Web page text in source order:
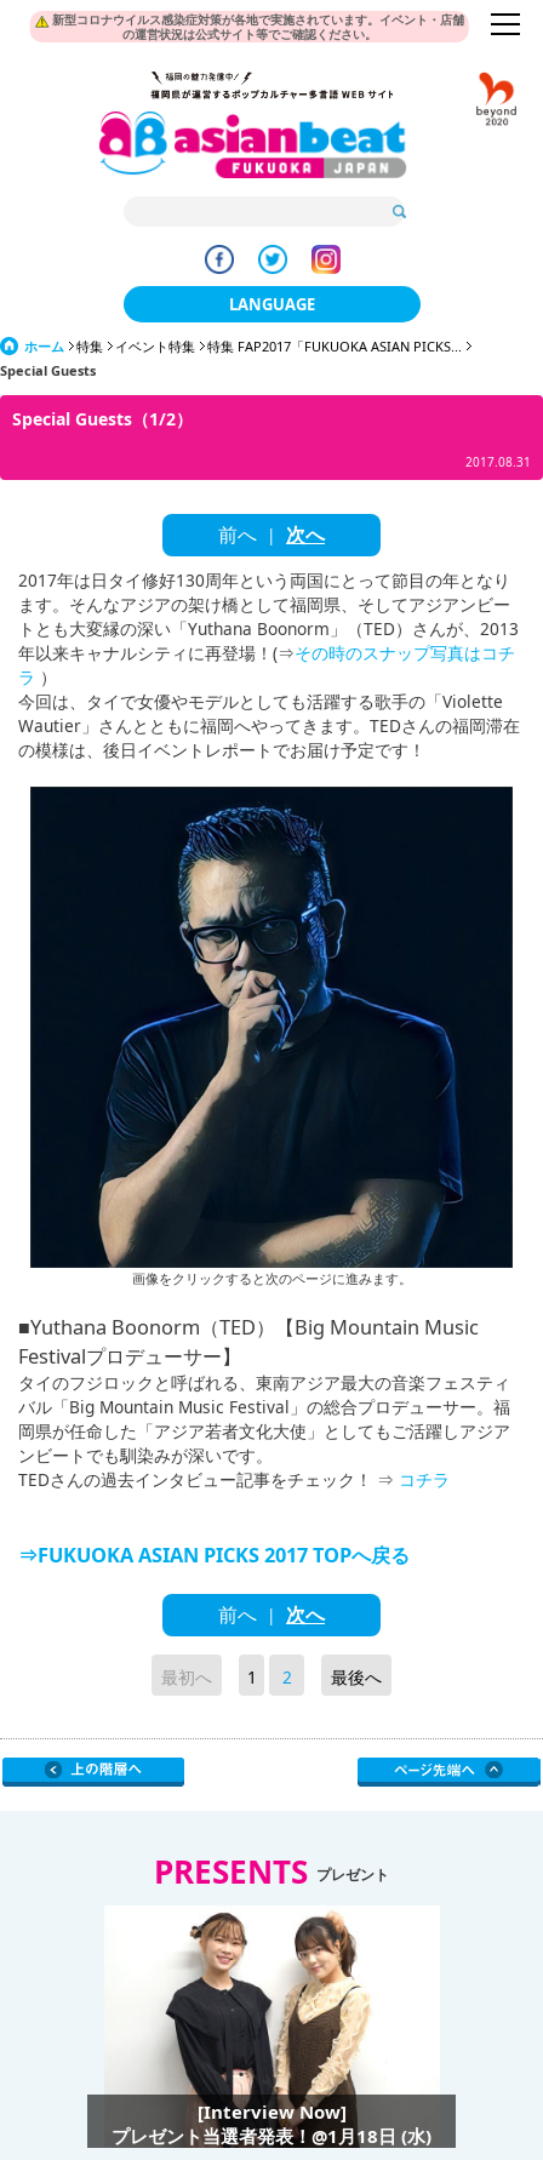
新型コロナウイルス感染症対策が各地で実施されています。イベント・店舗
の運営状況は公式サイト等でご確認ください。
LANGUAGE
日本語
한국어
English
ภาษาไทย
tiéng Viêt
Bahasa Indonesia
ホーム 特集 イベント特集
特集 FAP2017「FUKUOKA ASIAN PICKS...
Special Guests
Special Guests（1/2）
2017.08.31
前へ | 次へ
2017年は日タイ修好130周年という両国にとって節目の年となり
ます。そんなアジアの架け橋として福岡県、そしてアジアンビー
トとも大変縁の深い「Yuthana Boonorm」（TED）さんが、2013
年以来キャナルシティに再登場！(⇒その時のスナップ写真はコチ
ラ ）
今回は、タイで女優やモデルとしても活躍する歌手の「Violette
Wautier」さんとともに福岡へやってきます。TEDさんの福岡滞在
の模様は、後日イベントレポートでお届け予定です！
画像をクリックすると次のページに進みます。
■Yuthana Boonorm（TED）【Big Mountain Music
Festivalプロデューサー】
タイのフジロックと呼ばれる、東南アジア最大の音楽フェスティ
バル「Big Mountain Music Festival」の総合プロデューサー。福
岡県が任命した「アジア若者文化大使」としてもご活躍しアジア
ンビートでも馴染みが深いです。
TEDさんの過去インタビュー記事をチェック！ ⇒ コチラ
⇒FUKUOKA ASIAN PICKS 2017 TOPへ戻る
前へ | 次へ
最初へ 1 2 最後へ
PRESENTS プレゼント
[Interview Now]
プレゼント当選者発表！@1月18日 (水)